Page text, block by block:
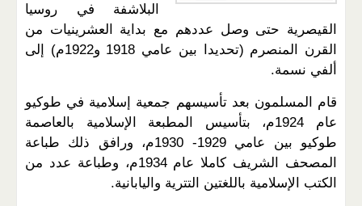
البلاشفة في روسيا
القيصرية حتى وصل عددهم مع بداية العشرينيات من
القرن المنصرم (تحديدا بين عامي 1918 و1922م) إلى
ألفي نسمة.
قام المسلمون بعد تأسيسهم جمعية إسلامية في طوكيو
عام 1924م، بتأسيس المطبعة الإسلامية بالعاصمة
طوكيو بين عامي 1929- 1930م، ورافق ذلك طباعة
المصحف الشريف كاملا عام 1934م، وطباعة عدد من
الكتب الإسلامية باللغتين التترية واليابانية.